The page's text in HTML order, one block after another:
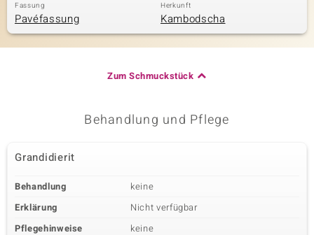
Fassung
Pavéfassung
Herkunft
Kambodscha
Zum Schmuckstück
Behandlung und Pflege
Grandidierit
Behandlung
keine
Erklärung
Nicht verfügbar
Pflegehinweise
keine